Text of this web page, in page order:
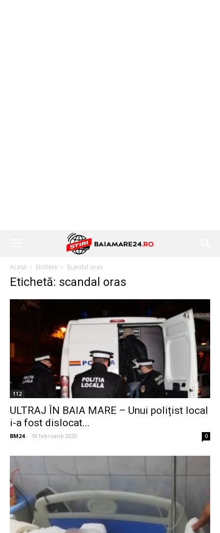
Acasă Etichete Scandal oras
Etichetă: scandal oras
112
ULTRAJ ÎN BAIA MARE – Unui polițist local
i-a fost dislocat...
BM24 - 18 februarie 2020 0